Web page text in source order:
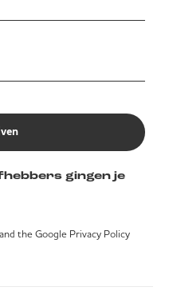
gingen je
the Google Privacy Policy